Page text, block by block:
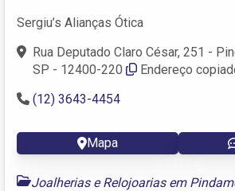
Sergiu’s Alianças Ótica
Rua Deputado Claro César, 251 -
SP - 12400-220
Endereço
(12) 3643-4454
Mapa
Joalherias e Relojoarias em